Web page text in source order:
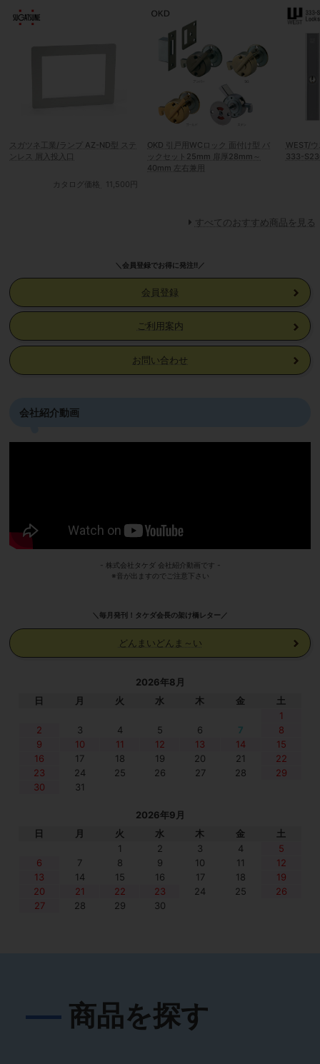
スガツネ工業/ランプ AZ-ND型 ステ
ンレス 屑入投入口
カタログ価格 11,500円
OKD 引戸用WCロック 面付け型 バ
ックセット25mm 扉厚28mm～
40mm 左右兼用
WEST/
333-
すべてのおすすめ商品を見る
＼会員登録でお得に発注!!／
会員登録
ご利用案内
お問い合わせ
会社紹介動画
- 株式会社タケダ 会社紹介動画です -
※音が出ますのでご注意下さい
＼毎月発刊！タケダ会長の架け橋レター／
どんまいどんま～い
2026年8月
日
月 火 水 木 金
土
1
2
3 4 5 6 7
8
9
10 11 12 13 14
15
16
17 18 19 20 21
22
23
24 25 26 27 28
29
30
31
2026年9月
日
月 火 水 木 金
土
1
2 3 4
5
6
7 8 9 10 11
12
13
14 15 16 17 18
19
20
21 22 23 24 25
26
27
28 29 30
商品を探す